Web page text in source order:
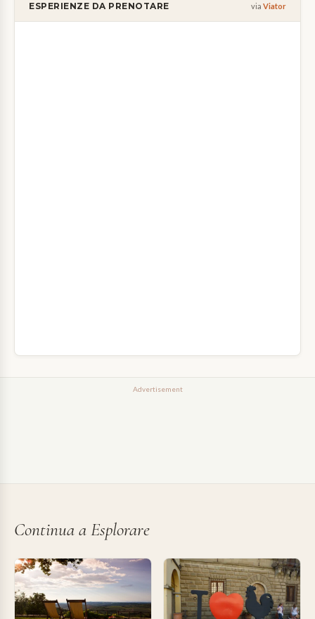
ESPERIENZE DA PRENOTARE via Viator
Advertisement
Continua a Esplorare